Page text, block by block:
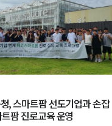
, 스마트팜 선도기업과 손잡
팜 진로교육 운영